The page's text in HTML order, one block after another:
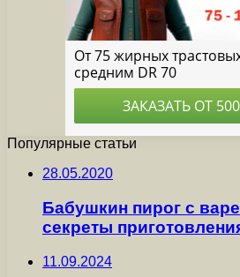
Популярные статьи
28.05.2020
Бабушкин пирог с
секреты
11.09.2024